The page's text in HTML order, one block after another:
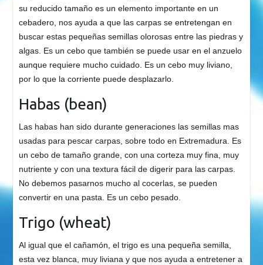
su reducido tamaño es un elemento importante en un
cebadero, nos ayuda a que las carpas se entretengan en
buscar estas pequeñas semillas olorosas entre las piedras y
algas. Es un cebo que también se puede usar en el anzuelo
aunque requiere mucho cuidado. Es un cebo muy liviano,
por lo que la corriente puede desplazarlo.
Habas (bean)
Las habas han sido durante generaciones las semillas mas
usadas para pescar carpas, sobre todo en Extremadura. Es
un cebo de tamaño grande, con una corteza muy fina, muy
nutriente y con una textura fácil de digerir para las carpas.
No debemos pasarnos mucho al cocerlas, se pueden
convertir en una pasta. Es un cebo pesado.
Trigo (wheat)
Al igual que el cañamón, el trigo es una pequeña semilla,
esta vez blanca, muy liviana y que nos ayuda a entretener a